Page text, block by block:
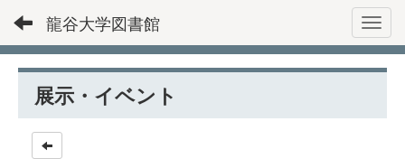
龍谷大学図書館
展示・イベント